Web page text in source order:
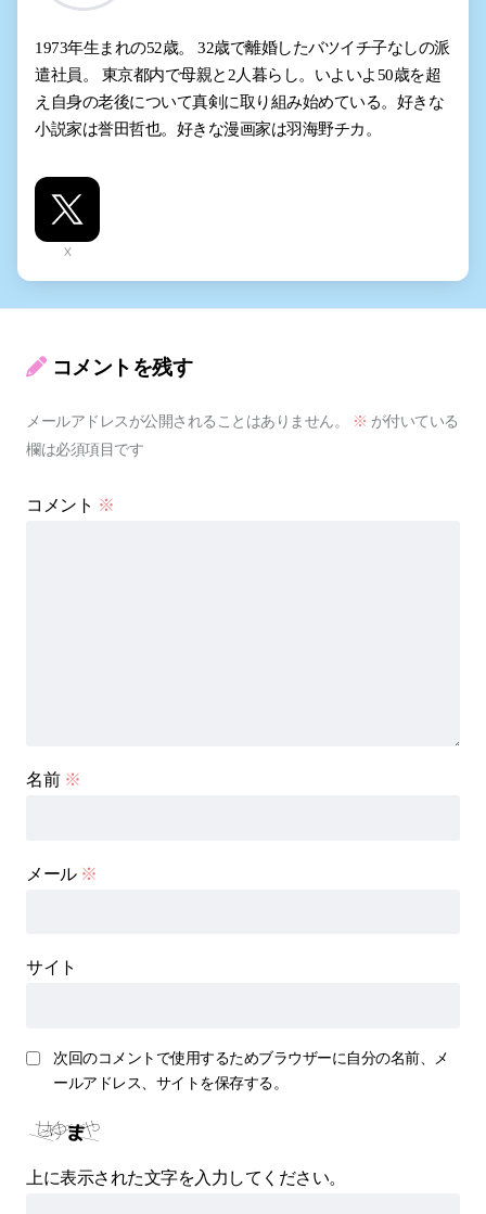
1973年生まれの52歳。 32歳で離婚したバツイチ子なしの派
遣社員。 東京都内で母親と2人暮らし。いよいよ50歳を超
え自身の老後について真剣に取り組み始めている。好きな
小説家は誉田哲也。好きな漫画家は羽海野チカ。
X
コメントを残す
メールアドレスが公開されることはありません。 ※ が付いている
欄は必須項目です
コメント ※
名前 ※
メール ※
サイト
次回のコメントで使用するためブラウザーに自分の名前、メ
ールアドレス、サイトを保存する。
上に表示された文字を入力してください。